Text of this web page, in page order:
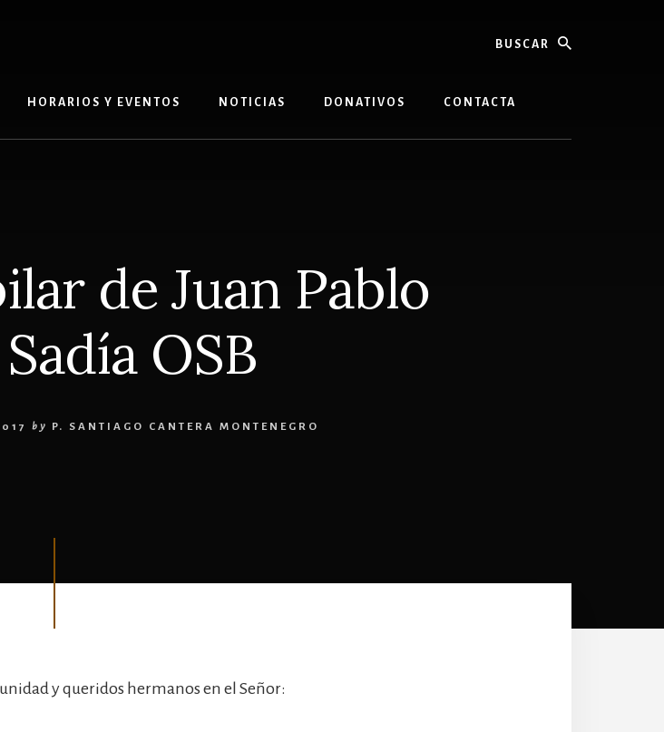
HORARIOS Y EVENTOS NOTICIAS DONATIVOS CONTACTA
de Juan Pablo
OSB
by P. SANTIAGO CANTERA MONTENEGRO
y queridos hermanos en el Señor: